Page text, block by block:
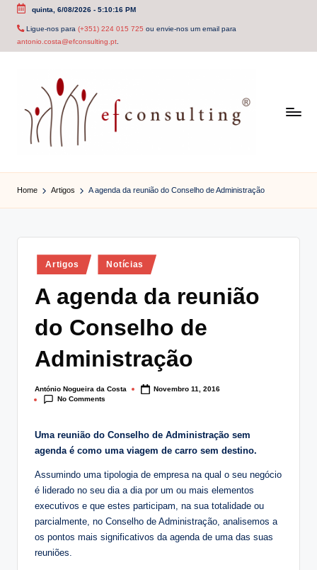
Skip
quinta, 6/08/2026- 5:10:16 PM
Ligue-nos para (+351) 224 015 725 ou envie-nos um email para
antonio.costa@efconsulting.pt.
f
c
o
Home Artigos A agenda da reunião do Conselho de Administração
Posted
in
Artigos Notícias
A agenda da reunião
do Conselho de
Administração
Posted
by
António Nogueira da Costa
Novembro 11, 2016
No Comments
Uma reunião do Conselho de Administração sem
agenda é como uma viagem de carro sem destino.
Assumindo uma tipologia de empresa na qual o seu negócio
é liderado no seu dia a dia por um ou mais elementos
executivos e que estes participam, na sua totalidade ou
parcialmente, no Conselho de Administração, analisemos a
os pontos mais significativos da agenda de uma das suas
reuniões.